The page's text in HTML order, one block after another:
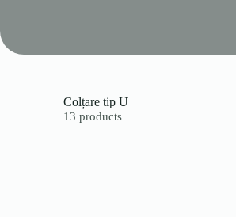
Colțare tip U
13 products